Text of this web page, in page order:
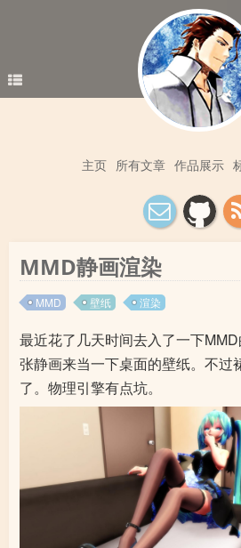
主页 所有文章 作品展示
MMD静画渲染
MMD 壁纸 渲染
最近花了几天时间去入了一下
张静画来当一下桌面的壁纸。不过
了。物理引擎有点坑。